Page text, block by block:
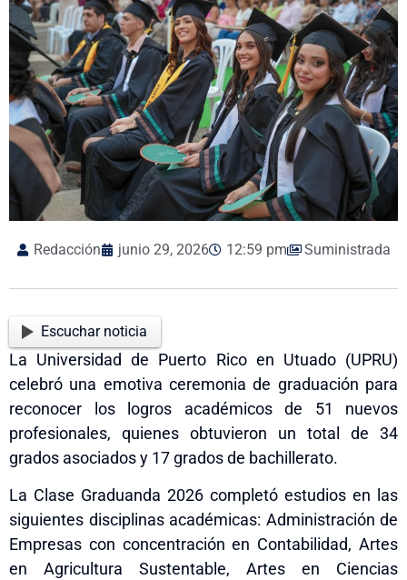
Redacción junio 29, 2026 12:59 pm Suministrada
Escuchar noticia
La Universidad de Puerto Rico en Utuado (UPRU)
celebró una emotiva ceremonia de graduación para
reconocer los logros académicos de 51 nuevos
profesionales, quienes obtuvieron un total de 34
grados asociados y 17 grados de bachillerato.
La Clase Graduanda 2026 completó estudios en las
siguientes disciplinas académicas: Administración de
Empresas con concentración en Contabilidad, Artes
en Agricultura Sustentable, Artes en Ciencias